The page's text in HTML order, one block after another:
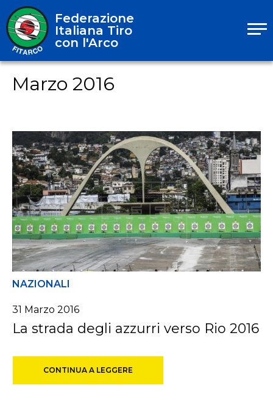
Federazione
Italiana Tiro
con l'Arco
Marzo 2016
NAZIONALI
31 Marzo 2016
La strada degli azzurri verso Rio 2016
CONTINUA A LEGGERE